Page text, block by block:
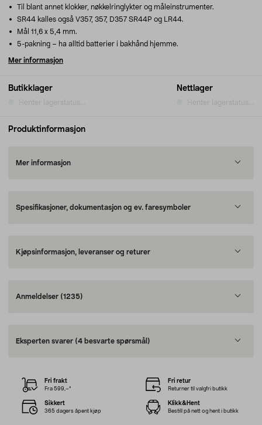
Butikklager
Henter lagerstatus...
Nettlager
Henter lagerstatus...
Til blant annet klokker, nøkkelringlykter og måleinstrumenter.
SR44 kalles også V357, 357, D357 SR44P og LR44.
Mål 11,6 x 5,4 mm.
5-pakning – ha alltid batterier i bakhånd hjemme.
Mer informasjon
Produktinformasjon
Mer informasjon
Spesifikasjoner, dokumentasjon og ev. faresymboler
Kjøpsinformasjon, leveranser og returer
Anmeldelser (1235)
Eksperten svarer (4 besvarte spørsmål)
Fri frakt
Fra 599,–*
Fri retur
Returner til valgfri butikk
Sikkert
365 dagers åpent kjøp
Klikk&Hent
Bestill på nett og hent i butikk